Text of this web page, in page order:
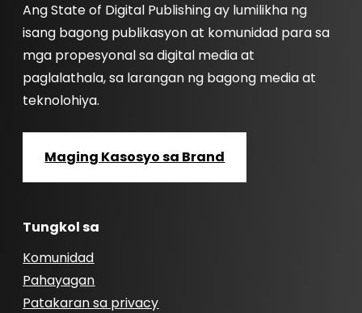
Ang State of Digital Publishing ay lumilikha ng
isang bagong publikasyon at komunidad para sa
mga propesyonal sa digital media at
paglalathala, sa larangan ng bagong media at
teknolohiya.
Maging Kasosyo sa Brand
Tungkol sa
Komunidad
Pahayagan
Patakaran sa privacy